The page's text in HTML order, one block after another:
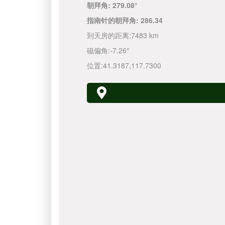
朝拜角: 279.08°
指南针的朝拜角: 286.34
到天房的距离:7483 km
磁偏角:-7.26°
位置:41.3187,117.7300